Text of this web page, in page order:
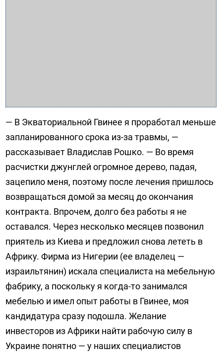
— В Экваториальной Гвинее я проработал меньше
запланированного срока из-за травмы, —
рассказывает Владислав Рошко. — Во время
расчистки джунглей огромное дерево, падая,
зацепило меня, поэтому после лечения пришлось
возвращаться домой за месяц до окончания
контракта. Впрочем, долго без работы я не
оставался. Через несколько месяцев позвонил
приятель из Киева и предложил снова лететь в
Африку. Фирма из Нигерии (ее владелец —
израильтянин) искала специалиста на мебельную
фабрику, а поскольку я когда-то занимался
мебелью и имел опыт работы в Гвинее, моя
кандидатура сразу подошла. Желание
инвесторов из Африки найти рабочую силу в
Украине понятно — у наших специалистов